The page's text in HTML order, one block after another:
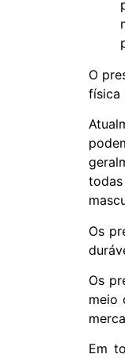
O
física
Os
Os
meio
Em